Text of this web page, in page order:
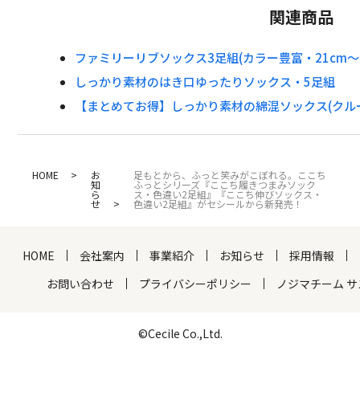
関連商品
ファミリーリブソックス3足組(カラー豊富・21cm
しっかり素材のはき口ゆったりソックス・5足組
【まとめてお得】しっかり素材の綿混ソックス(ク
HOME お
知
ら
せ
足もとから、ふっと笑みがこぼれる。ここち
ふっとシリーズ『ここち履きつまみソック
ス・色違い2足組』『ここち伸びソックス・
色違い2足組』がセシールから新発売！
HOME 会社案内 事業紹介 お知らせ 採用情報
お問い合わせ
プライバシーポリシー ノジマチーム
©Cecile Co.,Ltd.